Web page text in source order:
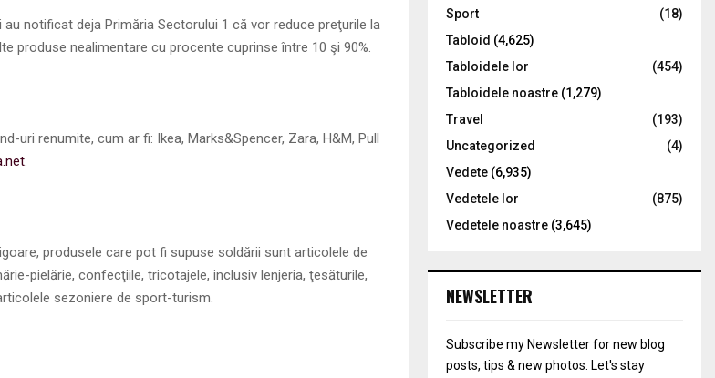
notificat deja Primăria Sectorului 1 că vor reduce preţurile la
produse nealimentare cu procente cuprinse între 10 şi 90%.
uri renumite, cum ar fi: Ikea, Marks&Spencer, Zara, H&M, Pull
produsele care pot fi supuse soldării sunt articolele de
pielărie, confecţiile, tricotajele, inclusiv lenjeria, ţesăturile,
sezoniere de sport-turism.
Sport
(18)
Tabloid (4,625)
Tabloidele lor
(454)
Tabloidele noastre (1,279)
Travel
(193)
Uncategorized
(4)
Vedete (6,935)
Vedetele lor
(875)
Vedetele noastre (3,645)
NEWSLETTER
Subscribe my Newsletter for new blog
posts, tips & new photos. Let's stay